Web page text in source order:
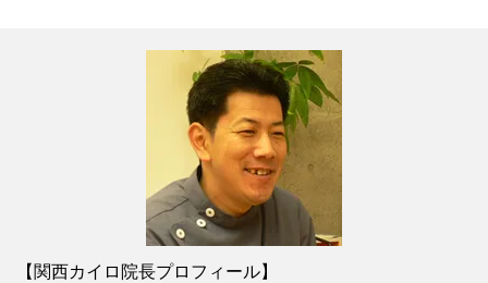
【関西カイロ院長プロフィール】